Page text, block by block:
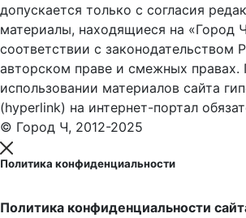
допускается только с согласия
материалы, находящиеся на «Город
соответствии с законодательством
авторском праве и смежных
использовании материалов сайта
(hyperlink) на интернет-портал
© Город Ч, 2012-2025
Политика конфиденциальности
Политика конфиденциальности